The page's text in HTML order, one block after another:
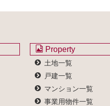
Property
土地一覧
戸建一覧
マンション一覧
事業用物件一覧